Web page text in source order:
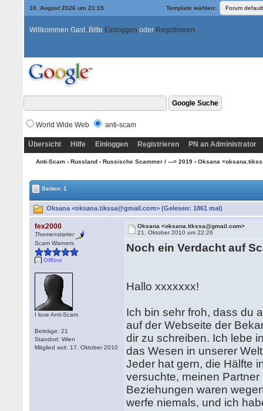
10. August 2026 um 21:15 Template wählen:
Willkommen Gast. Bitte Einloggen oder Registrieren
World Wide Web anti-scam
Übersicht Hilfe Einloggen Registrieren PN an Administrator
Anti-Scam› Russland› Russische Scammer / ---> 2019› Oksana
Seiten: 1
Oksana <oksana.tikssa@gmail.com> (Gelesen: 1861 mal)
fex2000
Themenstarter
Scam Warners
Offline
I love Anti-Scam
Beiträge: 21
Standort: Wien
Mitglied seit: 17. Oktober 2010
Oksana <oksana.tikssa@gmail.com>
21. Oktober 2010 um 22:26
Noch ein Verdacht auf
Hallo xxxxxxx!
Ich bin sehr froh, dass du
auf der Webseite der
dir zu schreiben. Ich lebe
das Wesen in unserer
Jeder hat gern, die Hälfte
versuchte, meinen
Beziehungen waren
werfe niemals, und ich